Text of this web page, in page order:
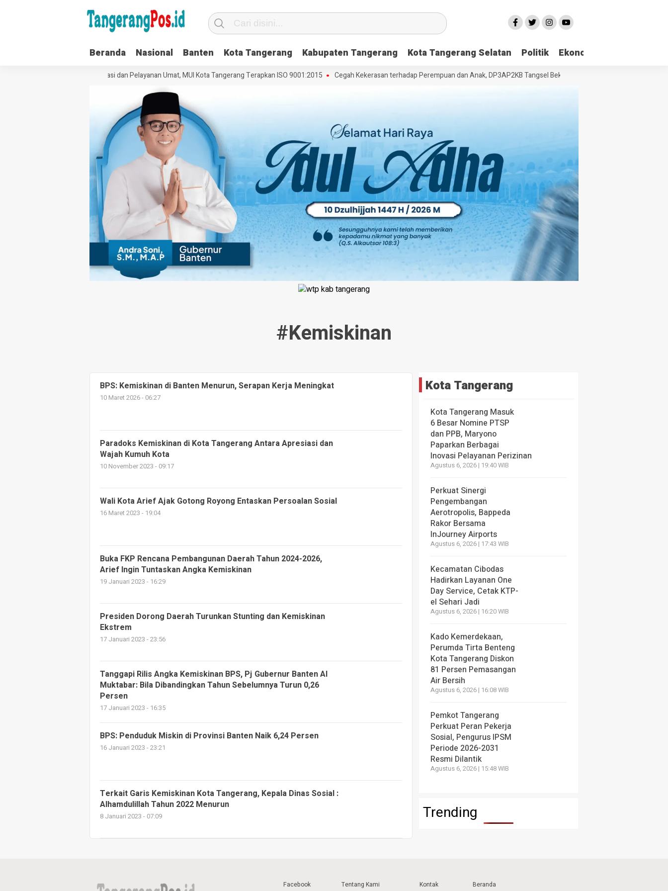
Beranda Nasional Banten Kota Tangerang Kabupaten Tangerang Kota Tangerang Selatan Politik Ekonomi
Perkuat Tata Kelola Organisasi dan Pelayanan Umat, MUI Kota Tangerang Terapkan ISO 9001:2015 Cegah Kekerasan terhadap Perempuan dan Anak, DP3AP2KB Tangsel Bekali Masyarakat Manajemen Stres dan
#kemiskinan
BPS: Kemiskinan di Banten Menurun, Serapan Kerja Meningkat
10 Maret 2026 - 06:27
Paradoks Kemiskinan di Kota Tangerang Antara Apresiasi dan
Wajah Kumuh Kota
10 November 2023 - 09:17
Wali Kota Arief Ajak Gotong Royong Entaskan Persoalan Sosial
16 Maret 2023 - 19:04
Buka FKP Rencana Pembangunan Daerah Tahun 2024-2026,
Arief Ingin Tuntaskan Angka Kemiskinan
19 Januari 2023 - 16:29
Presiden Dorong Daerah Turunkan Stunting dan Kemiskinan
Ekstrem
17 Januari 2023 - 23:56
Tanggapi Rilis Angka Kemiskinan BPS, Pj Gubernur Banten Al
Muktabar: Bila Dibandingkan Tahun Sebelumnya Turun 0,26
Persen
17 Januari 2023 - 16:35
BPS: Penduduk Miskin di Provinsi Banten Naik 6,24 Persen
16 Januari 2023 - 23:21
Terkait Garis Kemiskinan Kota Tangerang, Kepala Dinas Sosial :
Alhamdulillah Tahun 2022 Menurun
8 Januari 2023 - 07:09
Kota Tangerang
Kota Tangerang Masuk
6 Besar Nomine PTSP
dan PPB, Maryono
Paparkan Berbagai
Inovasi Pelayanan Perizinan
Agustus 6, 2026 | 19:40 WIB
Perkuat Sinergi
Pengembangan
Aerotropolis, Bappeda
Rakor Bersama
InJourney Airports
Agustus 6, 2026 | 17:43 WIB
Kecamatan Cibodas
Hadirkan Layanan One
Day Service, Cetak KTP-
el Sehari Jadi
Agustus 6, 2026 | 16:20 WIB
Kado Kemerdekaan,
Perumda Tirta Benteng
Kota Tangerang Diskon
81 Persen Pemasangan
Air Bersih
Agustus 6, 2026 | 16:08 WIB
Pemkot Tangerang
Perkuat Peran Pekerja
Sosial, Pengurus IPSM
Periode 2026-2031
Resmi Dilantik
Agustus 6, 2026 | 15:48 WIB
Trending
Facebook Tentang Kami Kontak Beranda